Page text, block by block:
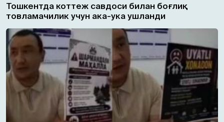
Тошкентда коттеж савдоси билан боғлиқ
товламачилик учун ака-ука ушланди